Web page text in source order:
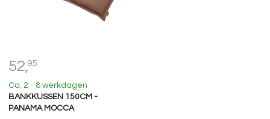
52,95
Ca. 2 - 8 werkdagen
BANKKUSSEN 150CM -
PANAMA MOCCA